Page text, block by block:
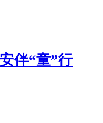
伴“童”行